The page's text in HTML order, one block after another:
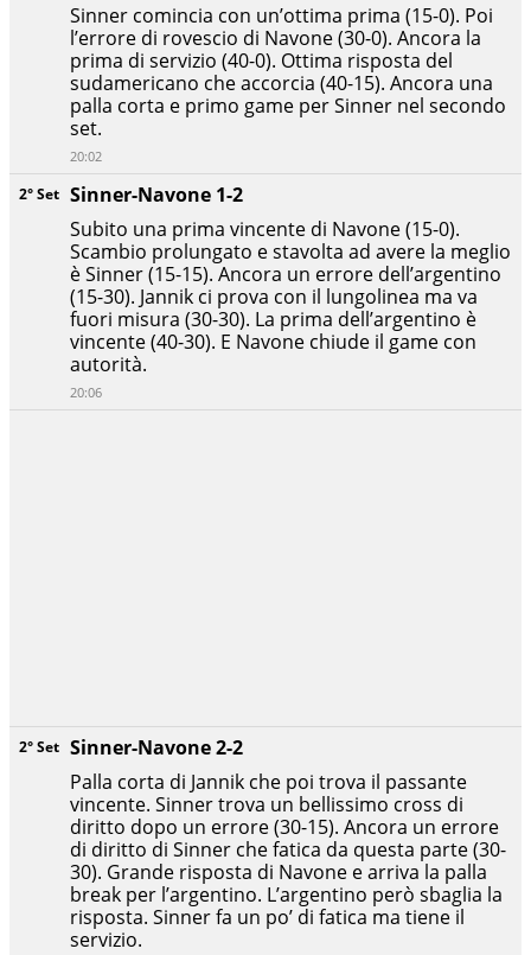
2° Set Sinner-Navone 2-2
Palla corta di Jannik che poi trova il passante
vincente. Sinner trova un bellissimo cross di
diritto dopo un errore (30-15). Ancora un errore
di diritto di Sinner che fatica da questa parte (30-
30). Grande risposta di Navone e arriva la palla
break per l’argentino. L’argentino però sbaglia la
risposta. Sinner fa un po’ di fatica ma tiene il
servizio.
2° Set Sinner-Navone 1-2
Subito una prima vincente di Navone (15-0).
Scambio prolungato e stavolta ad avere la meglio
è Sinner (15-15). Ancora un errore dell’argentino
(15-30). Jannik ci prova con il lungolinea ma va
fuori misura (30-30). La prima dell’argentino è
vincente (40-30). E Navone chiude il game con
autorità.
20:06
Sinner comincia con un’ottima prima (15-0). Poi
l’errore di rovescio di Navone (30-0). Ancora la
prima di servizio (40-0). Ottima risposta del
sudamericano che accorcia (40-15). Ancora una
palla corta e primo game per Sinner nel secondo
set.
20:02